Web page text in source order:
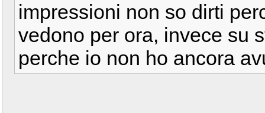
impressioni non so dirti
vedono per ora, invece su
perche io non ho ancora